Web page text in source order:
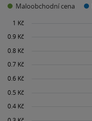
Maloobchodní cena